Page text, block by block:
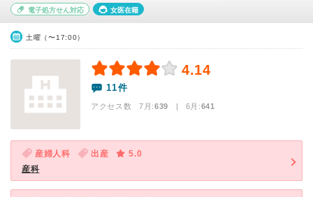
電子処方せん対応 女医在籍
土曜（〜17:00）
4.14
11件
アクセス数 7月:639 | 6月:641
産婦人科 出産
5.0
産科